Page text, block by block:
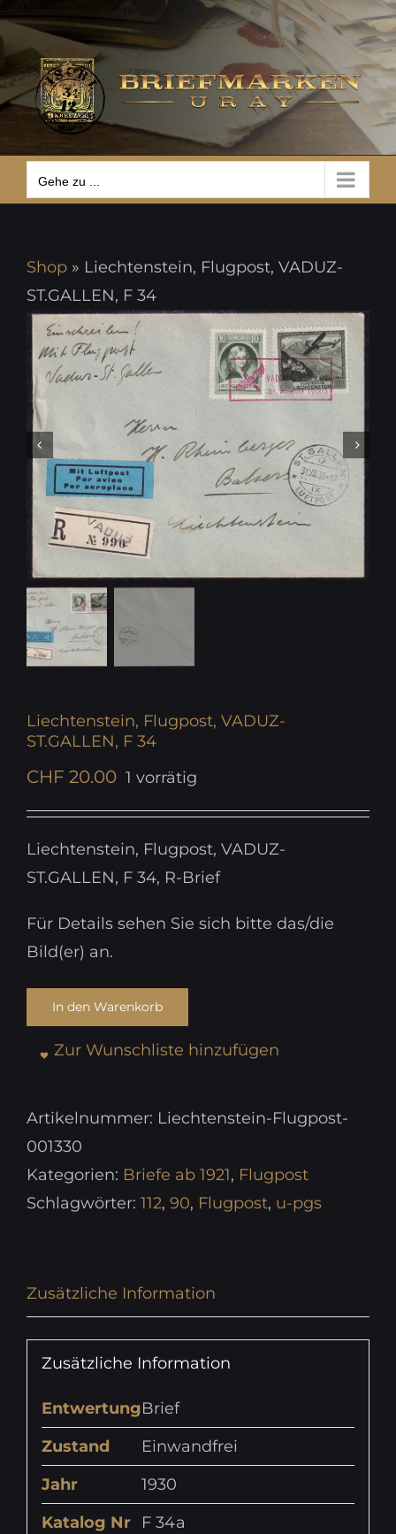
Zum
Inhalt
springen
Gehe zu ...
Gehe zu ...
Shop » Liechtenstein, Flugpost, VADUZ-
ST.GALLEN, F 34
Liechtenstein, Flugpost, VADUZ-
ST.GALLEN, F 34
CHF 20.00 1 vorrätig
Liechtenstein, Flugpost, VADUZ-
ST.GALLEN, F 34, R-Brief
Für Details sehen Sie sich bitte das/die
Bild(er) an.
In den Warenkorb
Zur Wunschliste hinzufügen
Artikelnummer: Liechtenstein-Flugpost-
001330
Kategorien: Briefe ab 1921, Flugpost
Schlagwörter: 112, 90, Flugpost, u-pgs
Zusätzliche Information
Zusätzliche Information
EntwertungBrief
Zustand
Einwandfrei
Jahr
1930
Katalog Nr
F 34a